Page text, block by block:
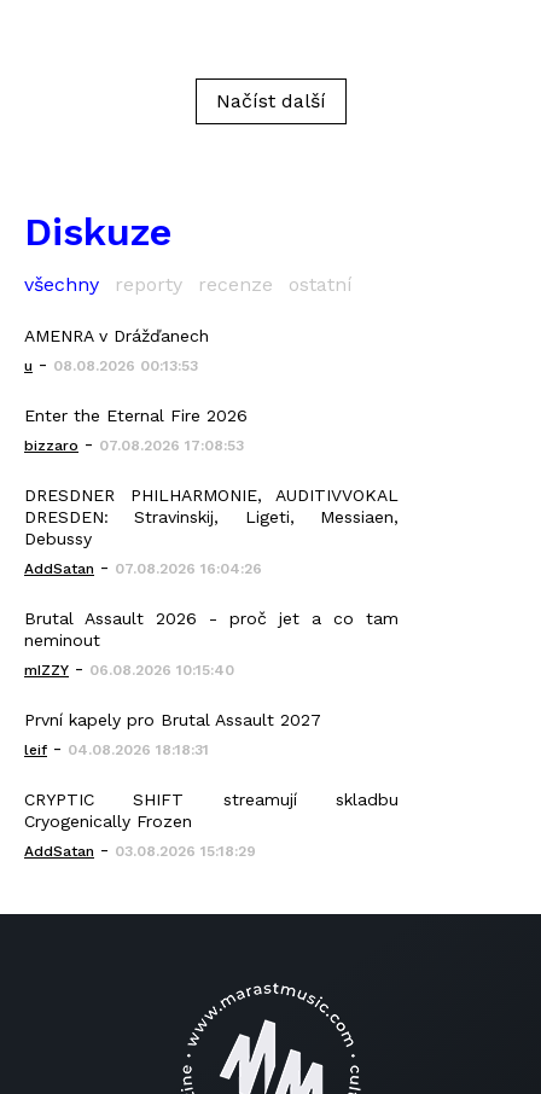
Načíst další
Diskuze
všechny reporty recenze ostatní
AMENRA v Drážďanech
u - 08.08.2026 00:13:53
Enter the Eternal Fire 2026
bizzaro - 07.08.2026 17:08:53
DRESDNER PHILHARMONIE, AUDITIVVOKAL
DRESDEN: Stravinskij, Ligeti, Messiaen,
Debussy
AddSatan - 07.08.2026 16:04:26
Brutal Assault 2026 - proč jet a co tam
neminout
mIZZY - 06.08.2026 10:15:40
První kapely pro Brutal Assault 2027
leif - 04.08.2026 18:18:31
CRYPTIC SHIFT streamují skladbu
Cryogenically Frozen
AddSatan - 03.08.2026 15:18:29